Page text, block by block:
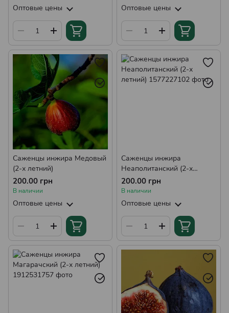
Оптовые цены Оптовые цены
Саженцы инжира Медовый
(2-х летний)
200.00 грн
В наличии
Оптовые цены
Саженцы инжира
Неаполитанский (2-х
летний)
200.00 грн
В наличии
Оптовые цены